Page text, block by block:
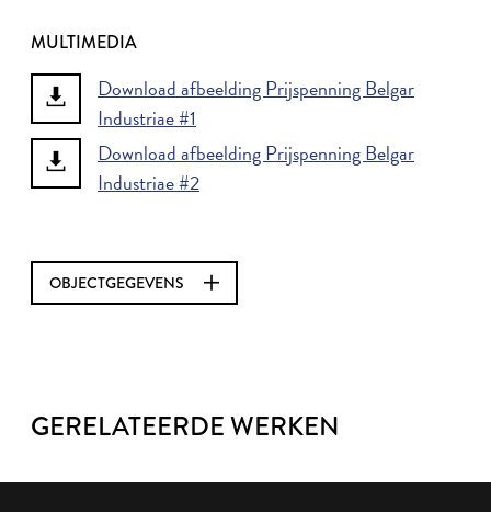
MULTIMEDIA
Download afbeelding Prijspenning Belgar
Industriae #1
Download afbeelding Prijspenning Belgar
Industriae #2
OBJECTGEGEVENS
GERELATEERDE WERKEN